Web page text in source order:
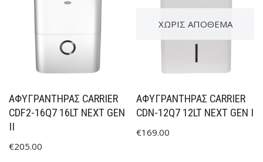
ΑΦΥΓΡΑΝΤΉΡΑΣ CARRIER
CDF2-16Q7 16LT NEXT GEN
II
€205.00
ΧΩΡΊΣ ΑΠΌΘΕΜΑ
ΑΦΥΓΡΑΝΤΉΡΑΣ CARRIER
CDN-12Q7 12LT NEXT GEN I
€169.00